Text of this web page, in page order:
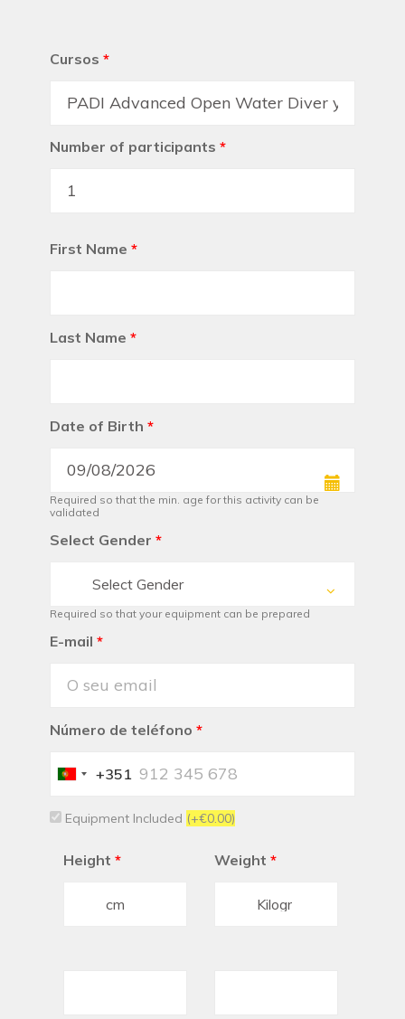
Cursos *
Number of participants *
First Name *
Last Name *
Date of Birth *
Required so that the min. age for this activity can be
validated
Select Gender *
Select Gender
Required so that your equipment can be prepared
E-mail *
Número de teléfono *
Portugal
+351
Equipment Included (+€0.00)
Height * Weight *